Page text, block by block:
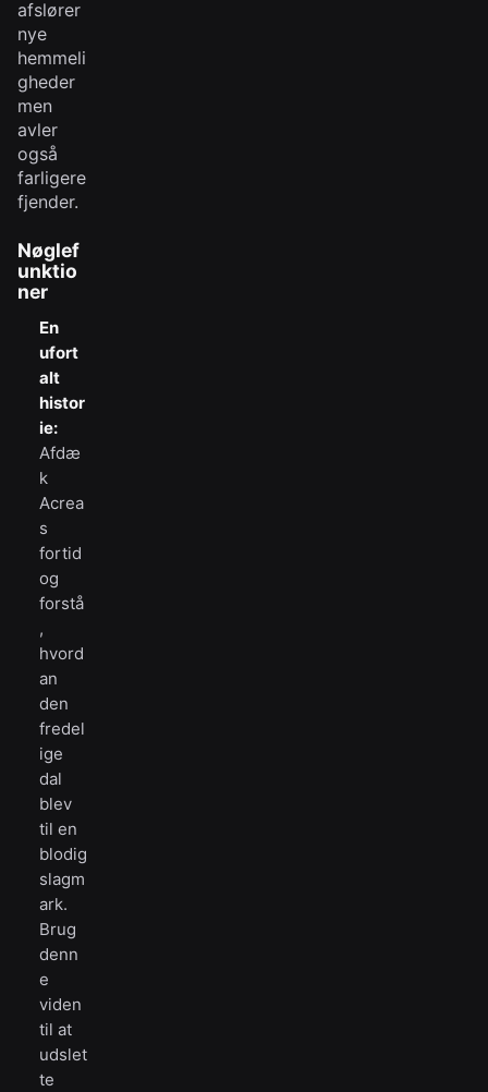
afslører
nye
hemmeli
gheder
men
avler
også
farligere
fjender.
Nøglef
unktio
ner
En
ufort
alt
histor
ie:
Afdæ
k
Acrea
s
fortid
og
forstå
,
hvord
an
den
fredel
ige
dal
blev
til en
blodig
slagm
ark.
Brug
denn
e
viden
til at
udslet
te